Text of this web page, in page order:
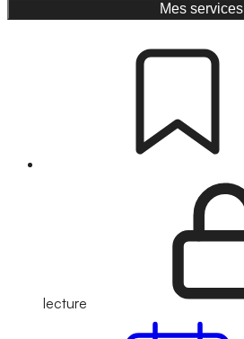
Mes services
lecture